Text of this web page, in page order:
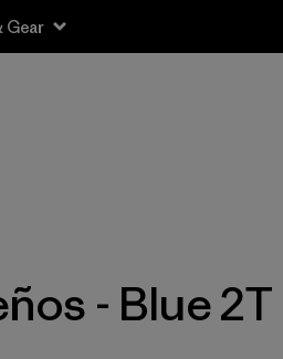
Gear
- Blue 2T